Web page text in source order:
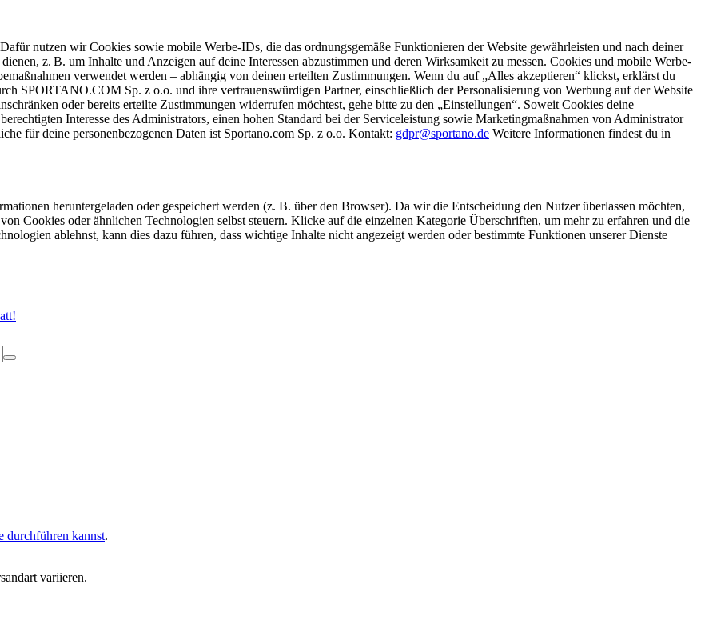
nutzen wir Cookies sowie mobile Werbe-IDs, die das ordnungsgemäße Funktionieren der Website gewährleisten und nach deiner
z. B. um Inhalte und Anzeigen auf deine Interessen abzustimmen und deren Wirksamkeit zu messen. Cookies und mobile Werbe-
verwendet werden – abhängig von deinen erteilten Zustimmungen. Wenn du auf „Alles akzeptieren“ klickst, erklärst du
SPORTANO.COM Sp. z o.o. und ihre vertrauenswürdigen Partner, einschließlich der Personalisierung von Werbung auf der Website
oder bereits erteilte Zustimmungen widerrufen möchtest, gehe bitte zu den „Einstellungen“. Soweit Cookies deine
Interesse des Administrators, einen hohen Standard bei der Serviceleistung sowie Marketingmaßnahmen von Administrator
für deine personenbezogenen Daten ist Sportano.com Sp. z o.o. Kontakt: gdpr@sportano.de Weitere Informationen findest du in
heruntergeladen oder gespeichert werden (z. B. über den Browser). Da wir die Entscheidung den Nutzer überlassen möchten,
Cookies oder ähnlichen Technologien selbst steuern. Klicke auf die einzelnen Kategorie Überschriften, um mehr zu erfahren und die
ablehnst, kann dies dazu führen, dass wichtige Inhalte nicht angezeigt werden oder bestimmte Funktionen unserer Dienste
durchführen kannst.
variieren.